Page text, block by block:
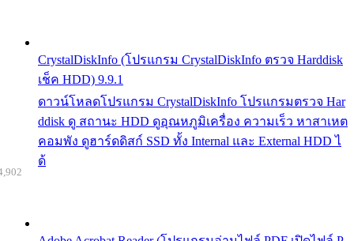
CrystalDiskInfo (โปรแกรม CrystalDiskInfo ตรวจ Harddisk
เช็ค HDD) 9.9.1
ดาวน์โหลดโปรแกรม CrystalDiskInfo โปรแกรมตรวจ Har
ddisk ดู สถานะ HDD ดูอุณหภูมิเครื่อง ความเร็ว หาสาเหต
คอมพัง ดูฮาร์ดดิสก์ SSD ทั้ง Internal และ External HDD ไ
ด้